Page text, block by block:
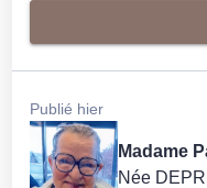
Publié hier
Madame
Née